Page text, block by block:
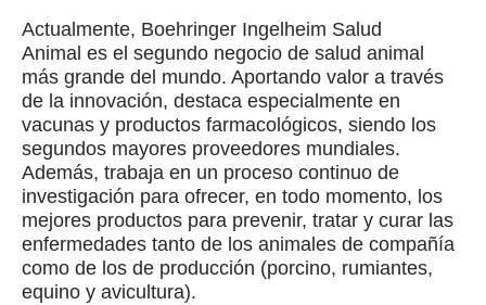
Actualmente, Boehringer Ingelheim Salud
Animal es el segundo negocio de salud animal
más grande del mundo. Aportando valor a través
de la innovación, destaca especialmente en
vacunas y productos farmacológicos, siendo los
segundos mayores proveedores mundiales.
Además, trabaja en un proceso continuo de
investigación para ofrecer, en todo momento, los
mejores productos para prevenir, tratar y curar las
enfermedades tanto de los animales de compañía
como de los de producción (porcino, rumiantes,
equino y avicultura).